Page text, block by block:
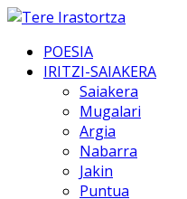
POESIA
IRITZI-SAIAKERA
Saiakera
Mugalari
Argia
Nabarra
Jakin
Puntua